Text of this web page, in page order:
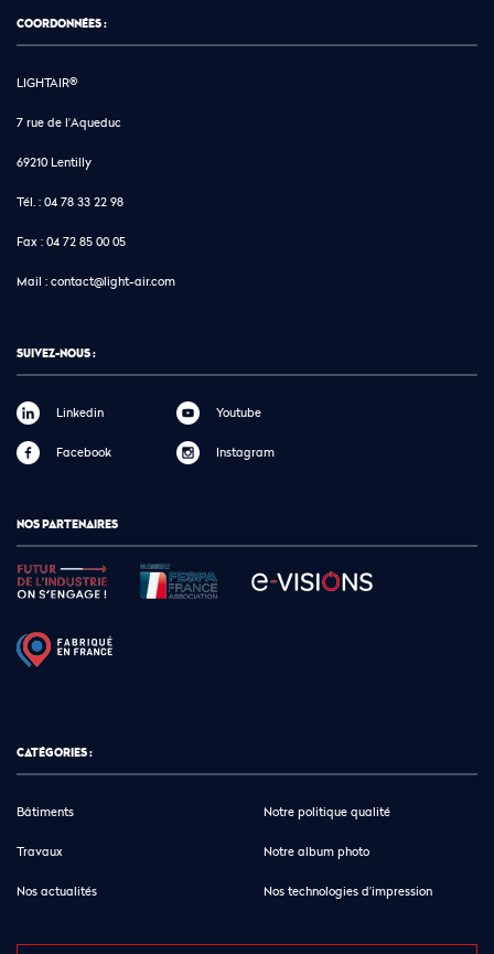
COORDONNÉES :
LIGHTAIR®
7 rue de l'Aqueduc
69210 Lentilly
Tél. : 04 78 33 22 98
Fax : 04 72 85 00 05
Mail : contact@light-air.com
SUIVEZ-NOUS :
Linkedin
Facebook
Youtube
Instagram
NOS PARTENAIRES
CATÉGORIES :
Bâtiments
Travaux
Nos actualités
Notre politique qualité
Notre album photo
Nos technologies d’impression